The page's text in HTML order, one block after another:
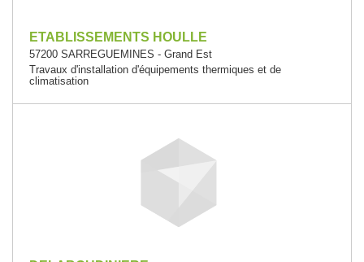
ETABLISSEMENTS HOULLE
57200 SARREGUEMINES - Grand Est
Travaux d'installation d'équipements thermiques et de
climatisation